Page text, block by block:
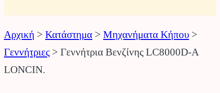
Αρχική > Κατάστημα > Μηχανήματα Κήπου >
Γεννήτριες > Γεννήτρια Βενζίνης LC8000D-A
LONCIN.